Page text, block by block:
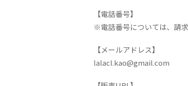
【電話番号】
※電話番号については、請
【メールアドレス】
lalacl.kao@gmail.com